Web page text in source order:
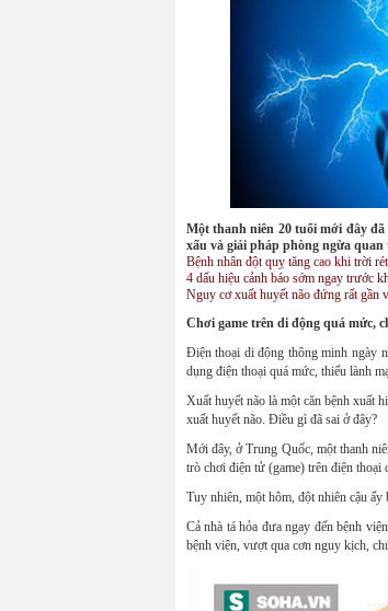
Một thanh niên 20 tuổi mới đây
xấu và giải pháp phòng ngừa quan
Bệnh nhân đột quỵ tăng cao khi trời
4 dấu hiệu cảnh báo sớm ngay trước
Nguy cơ xuất huyết não đứng rất gần
Chơi game trên di động quá mức,
Điện thoại di động thông minh ngày
dụng điện thoại quá mức, thiếu lành
Xuất huyết não là một căn bệnh xuất
xuất huyết não. Điều gì đã sai ở đây?
Mới đây, ở Trung Quốc, một thanh
trò chơi điện tử (game) trên điện thoại
Tuy nhiên, một hôm, đột nhiên cậu
Cả nhà tá hỏa đưa ngay đến bệnh
bệnh viện, vượt qua cơn nguy kịch,